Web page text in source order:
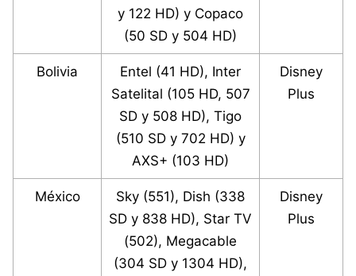
y 122 HD) y Copaco
(50 SD y 504 HD)
Bolivia
Entel (41 HD), Inter
Satelital (105 HD, 507
SD y 508 HD), Tigo
(510 SD y 702 HD) y
AXS+ (103 HD)
Disney
Plus
México
Sky (551), Dish (338
SD y 838 HD), Star TV
(502), Megacable
(304 SD y 1304 HD),
Disney
Plus